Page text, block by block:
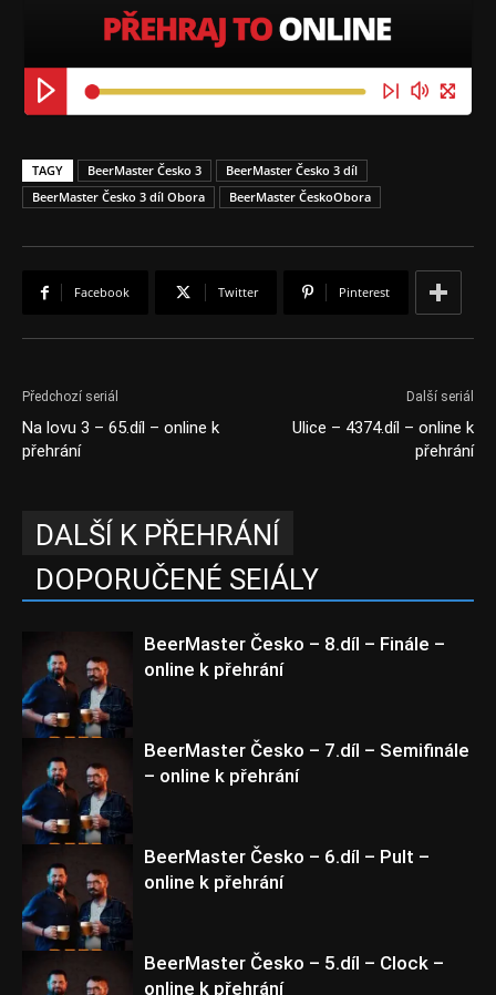
TAGY BeerMaster Česko 3
BeerMaster Česko 3 díl
BeerMaster Česko 3 díl Obora
BeerMaster ČeskoObora
Facebook Twitter Pinterest
Předchozí seriál
Na lovu 3 – 65.díl – online k
přehrání
Další seriál
Ulice – 4374.díl – online k
přehrání
DALŠÍ K PŘEHRÁNÍ
DOPORUČENÉ SEIÁLY
BeerMaster Česko
BeerMaster Česko – 8.díl – Finále –
online k přehrání
BeerMaster Česko
BeerMaster Česko – 7.díl – Semifinále
– online k přehrání
BeerMaster Česko – 6.díl – Pult –
online k přehrání
BeerMaster Česko – 5.díl – Clock –
online k přehrání